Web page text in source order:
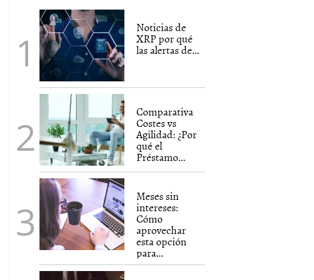
Noticias de
XRP por qué
las alertas de...
Comparativa
Costes vs
Agilidad: ¿Por
qué el
Préstamo...
Meses sin
intereses:
Cómo
aprovechar
esta opción
para...